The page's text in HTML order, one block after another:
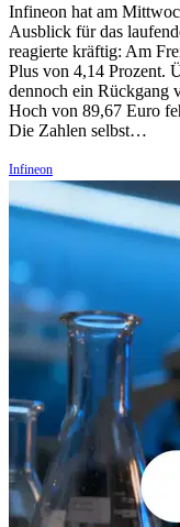
Infineon hat am
Ausblick für das
reagierte kräftig: Am
Plus von 4,14 Prozent.
dennoch ein Rückgang
Hoch von 89,67 Euro
Die Zahlen selbst…
Infineon